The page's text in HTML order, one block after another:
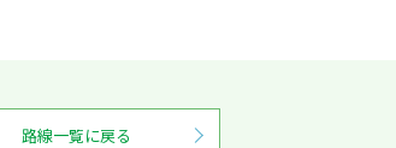
路線一覧に戻る